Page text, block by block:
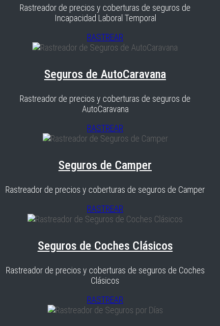
Rastreador de precios y coberturas de seguros de
Incapacidad Laboral Temporal
RASTREAR
Seguros de AutoCaravana
Rastreador de precios y coberturas de seguros de
AutoCaravana
RASTREAR
Seguros de Camper
Rastreador de precios y coberturas de seguros de Camper
RASTREAR
Seguros de Coches Clásicos
Rastreador de precios y coberturas de seguros de Coches
Clásicos
RASTREAR